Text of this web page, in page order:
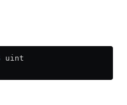
uint